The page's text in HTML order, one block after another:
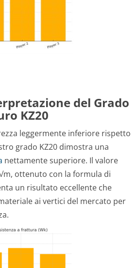
del Grado
KZ20
leggermente inferiore rispetto
grado KZ20 dimostra una
nettamente superiore. Il valore
ottenuto con la formula di
un risultato eccellente che
ai vertici del mercato per